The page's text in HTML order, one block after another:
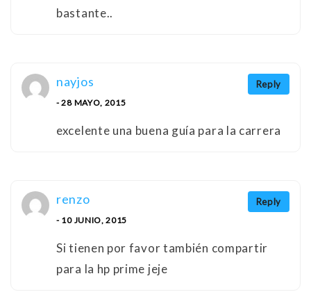
bastante..
Reply
nayjos
- 28 MAYO, 2015
excelente una buena guía para la carrera
Reply
renzo
- 10 JUNIO, 2015
Si tienen por favor también compartir
para la hp prime jeje